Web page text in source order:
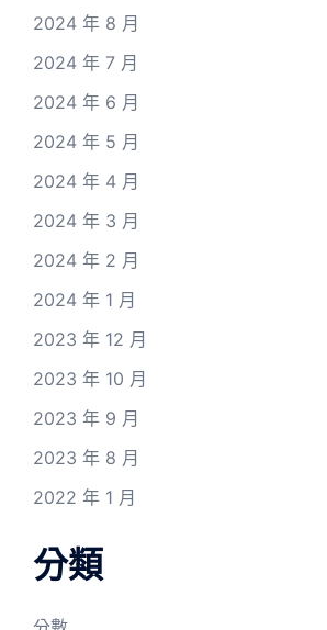
2024 年 8 月
2024 年 7 月
2024 年 6 月
2024 年 5 月
2024 年 4 月
2024 年 3 月
2024 年 2 月
2024 年 1 月
2023 年 12 月
2023 年 10 月
2023 年 9 月
2023 年 8 月
2022 年 1 月
分類